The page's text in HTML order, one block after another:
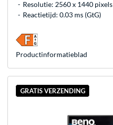
Resolutie: 2560 x 1440 pixels
Reactietijd: 0.03 ms (GtG)
Product­informatieblad
GRATIS VERZENDING